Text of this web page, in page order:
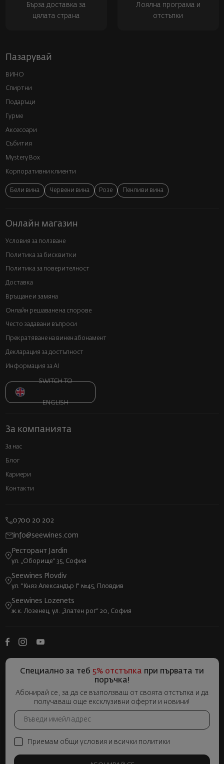
Бърза доставка за
цялата страна
Лоялна програма и
отстъпки
Пазарувай
ВИНО
Спиртни
Подаръци
Гурме
Аксесоари
Събития
Mystery Box
Корпоративни клиенти
Бели вина Червени вина Розе Пенливи вина
Онлайн магазин
Условия за ползване
Политика за бисквитки
Политика за поверителност
Доставка
Връщане и замяна
Онлайн решаване на спорове
Често задавани въпроси
Прекратяване на винен абонамент
Декларация за достъпност
Информация за AI
SWITCH TO
ENGLISH
За компанията
За нас
Блог
Кариери
Контакти
0700 20 202
info@seewines.com
Ресторант Jardin
ул. „Оборище“ 35, София
Seewines Plovdiv
ул. "Княз Александър I" №45, Пловдив
Seewines Lozenets
ж.к. Лозенец, ул. „Златен рог“ 20, София
Специално за теб 5% отстъпка при първата ти
поръчка!
Абонирай се, за да се възползваш от своята отстъпка и да
получаваш още ексклузивни оферти и новини!
Приемам общи условия и всички политики